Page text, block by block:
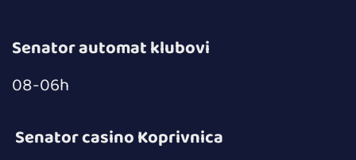
Senator automat klubovi
08-06h
Senator casino Koprivnica